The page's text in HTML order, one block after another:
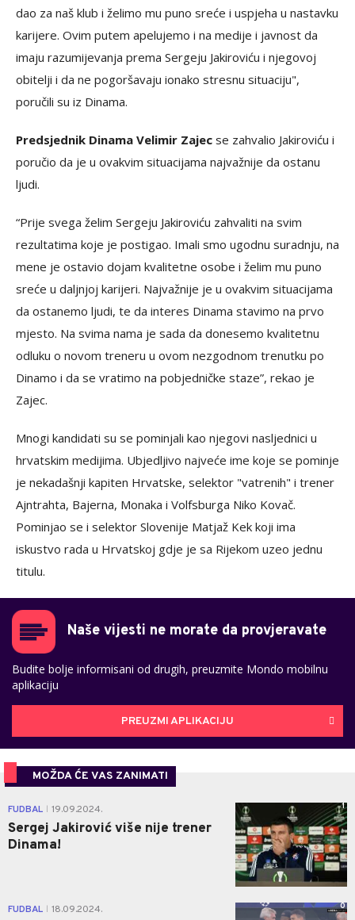
dao za naš klub i želimo mu puno sreće i uspjeha u nastavku
karijere. Ovim putem apelujemo i na medije i javnost da
imaju razumijevanja prema Sergeju Jakiroviću i njegovoj
obitelji i da ne pogoršavaju ionako stresnu situaciju",
poručili su iz Dinama.
Predsjednik Dinama Velimir Zajec se zahvalio Jakiroviću i
poručio da je u ovakvim situacijama najvažnije da ostanu
ljudi.
“Prije svega želim Sergeju Jakiroviću zahvaliti na svim
rezultatima koje je postigao. Imali smo ugodnu suradnju, na
mene je ostavio dojam kvalitetne osobe i želim mu puno
sreće u daljnjoj karijeri. Najvažnije je u ovakvim situacijama
da ostanemo ljudi, te da interes Dinama stavimo na prvo
mjesto. Na svima nama je sada da donesemo kvalitetnu
odluku o novom treneru u ovom nezgodnom trenutku po
Dinamo i da se vratimo na pobjedničke staze”, rekao je
Zajec.
Mnogi kandidati su se pominjali kao njegovi nasljednici u
hrvatskim medijima. Ubjedljivo najveće ime koje se pominje
je nekadašnji kapiten Hrvatske, selektor "vatrenih" i trener
Ajntrahta, Bajerna, Monaka i Volfsburga Niko Kovač.
Pominjao se i selektor Slovenije Matjaž Kek koji ima
iskustvo rada u Hrvatskoj gdje je sa Rijekom uzeo jednu
titulu.
Naše vijesti ne morate da provjeravate
Budite bolje informisani od drugih, preuzmite Mondo mobilnu
aplikaciju
PREUZMI APLIKACIJU
MOŽDA ĆE VAS ZANIMATI
FUDBAL 19.09.2024.
Sergej Jakirović više nije trener
Dinama!
1
FUDBAL 18.09.2024. 0